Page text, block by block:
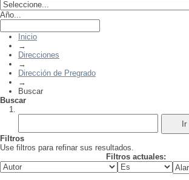
Año...
Inicio
→
Direcciones
→
Dirección de Pregrado
→
Buscar
Buscar
Filtros
Use filtros para refinar sus resultados.
Filtros actuales: